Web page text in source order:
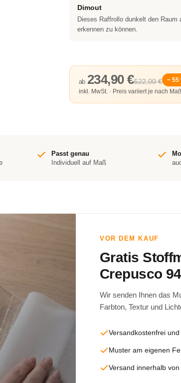
Dimout
Dieses Raffrollo dunkelt den
erkennen zu können.
522,00 €
ab 234,90 €
− 55
inkl. MwSt. · Preis variiert je nach Maß
Passt genau
Individuell auf Maß
VOR DEM KAUF
Gratis
Crepusco
Wir senden Ihnen das
Farbton, Textur und
Versandkostenfrei
Muster am eigenen
Versand innerhalb